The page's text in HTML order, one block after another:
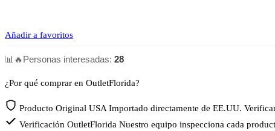
Añadir a favoritos
📊 🔥Personas interesadas: 28
¿Por qué comprar en OutletFlorida?
Producto Original USA Importado directamente de EE.UU.
Verificación OutletFlorida Nuestro equipo inspecciona cada